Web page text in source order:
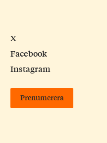
X
Facebook
Instagram
Prenumerera